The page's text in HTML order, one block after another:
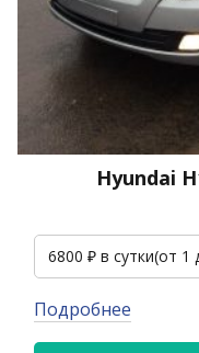
Hyundai
Подробнее